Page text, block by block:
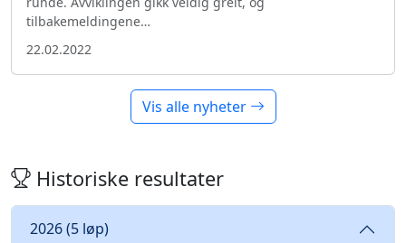
tilbakemeldingene…
22.02.2022
Vis alle nyheter
Historiske resultater
2026 (5 løp)